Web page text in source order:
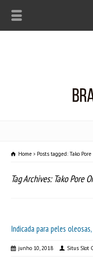
Home Posts tagged: Tako
Tag Archives: Tako Pore
Indicada para peles
junho 10, 2018 Situs Slot